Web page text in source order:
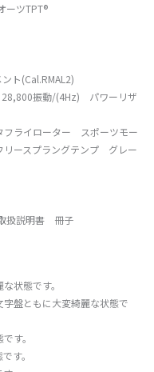
ーツTPT®
ト(Cal.RMAL2)
振動/(4Hz) パワーリザ
ライローター スポーツモー
ースプラングテンプ グレー
扱説明書 冊子
状態です。
字盤ともに大変綺麗な状態で
す。
す。